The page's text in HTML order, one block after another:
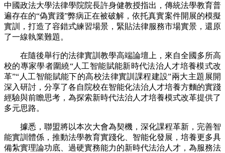
中國政法大學法律學院院長許身健教授指出，傳統法學教育普
遍存在的“偽實踐”弊病正在被破解，依托真實案件開展的模擬
實訓，打造了容錯式練習場景，緊貼法律服務市場實景，還原
了一線執業難題。
在隨後舉行的法律實訓教學高端論壇上，來自全國多所高
校的專家學者圍繞“人工智能賦能新時代法治人才培養模式改
革”“人工智能賦能下的高校法律實訓課程建設”兩大主題展開
深入研討，分享了各自院校在智能化法治人才培養方麵的實踐
經驗與前瞻思考，為探索新時代法治人才培養模式改革提供了
多元思路。
據悉，聯盟將以本次大會為契機，深化課程革新，完善智
能實訓體係，推動法學教育實踐化、智能化發展，培養更多具
備紮實理論功底、過硬實務能力的新時代法治人才，為服務法